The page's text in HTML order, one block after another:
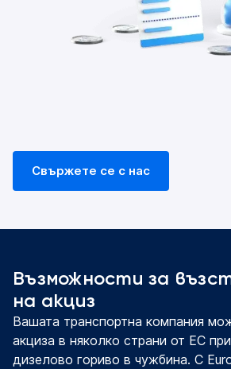
Свържете се с нас
Възможности за
на акциз
Вашата транспортна компания
акциза в няколко страни от ЕС
дизелово гориво в чужбина. С